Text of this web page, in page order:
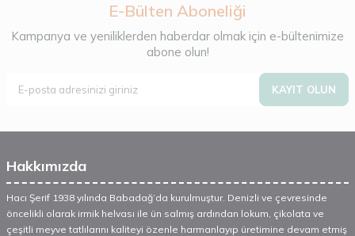
E-Bülten Aboneliği
Kampanya ve yeniliklerden haberdar olmak için e-bültenimize
abone olun!
KAYIT OLUN
Hakkımızda
Hacı Şerif 1938 yılında Babadağ’da kurulmuştur. Denizli ve çevresinde
öncelikli olarak irmik helvası ile ün salmış ardından lokum, çikolata ve
çeşitli meyve tatlılarını kaliteyi özenle harmanlayıp üretimine devam etmiş